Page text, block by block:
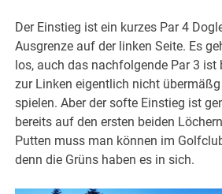
Der Einstieg ist ein kurzes Par 4
Ausgrenze auf der linken Seite. Es
los, auch das nachfolgende Par 3 ist
zur Linken eigentlich nicht
spielen. Aber der softe Einstieg ist
bereits auf den ersten beiden
Putten muss man können im
denn die Grüns haben es in sich.